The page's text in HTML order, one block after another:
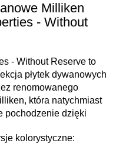
Milliken
- Without
- Without Reserve to
płytek dywanowych
renomowanego
która natychmiast
pochodzenie dzięki
kolorystyczne: